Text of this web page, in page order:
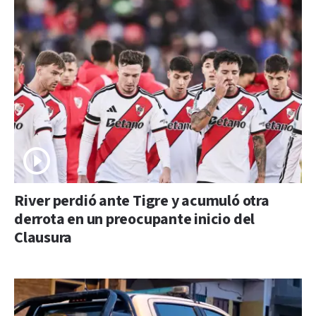
River perdió ante Tigre y acumuló otra
derrota en un preocupante inicio del
Clausura